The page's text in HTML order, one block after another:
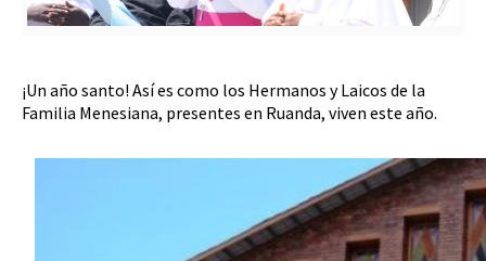
¡Un año santo! Así es como los Hermanos y Laicos de la
Familia Menesiana, presentes en Ruanda, viven este año.